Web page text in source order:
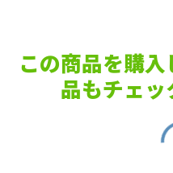
この商品を購
品もチェッ